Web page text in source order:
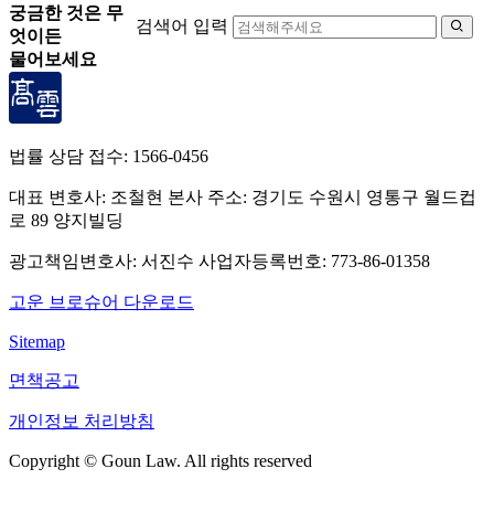
궁금한 것은 무
엇이든
물어보세요
검색어 입력 
법률 상담 접수: 1566-0456
대표 변호사: 조철현 본사 주소: 경기도 수원시 영통구 월드컵
로 89 양지빌딩
광고책임변호사: 서진수 사업자등록번호: 773-86-01358
고운 브로슈어 다운로드
Sitemap
면책공고
개인정보 처리방침
Copyright © Goun Law. All rights reserved